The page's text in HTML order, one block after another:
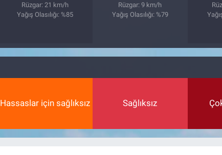
Rüzgar: 21 km/h
Yağış Olasılığı: %85
Rüzgar: 9 km/h
Yağış Olasılığı: %79
Hassaslar için sağlıksız Sağlıksız